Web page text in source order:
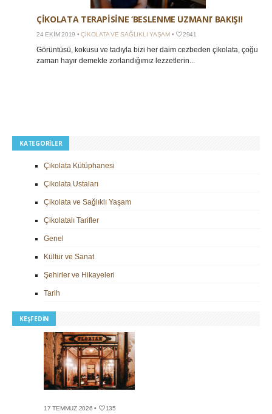
ÇIKOLATA TERAPISINE ‘BESLENME UZMANI’ BAKIŞI!
24 EKIM 2019 •ÇIKOLATA VE SAĞLIKLI YAŞAM• 2941
Görüntüsü, kokusu ve tadıyla bizi her daim cezbeden çikolata, çoğu
zaman hayır demekte zorlandığımız lezzetlerin...
KATEGORILER
Çikolata Kütüphanesi
Çikolata Ustaları
Çikolata ve Sağlıklı Yaşam
Çikolatalı Tarifler
Genel
Kültür ve Sanat
Şehirler ve Hikayeleri
Tarih
KEŞFEDIN
17 TEMMUZ 2026 • 135